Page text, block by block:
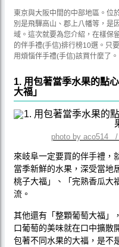
東京與大阪中間的中部地區。位
別是飛驒高山、郡上八幡等，是
域。這次就要為您介紹，在樣保
的伴手禮(手信)排行榜10選。只
用煩惱伴手禮(手信)該買什麼了。
1. 用包著當季水果的點
大福」
photo by aco514
來岐阜一定要買的伴手禮，
當季新鮮的水果，深受當地
桃子大福」、「完熟香瓜大
流。
其他還有「整顆葡萄大福」
口葡萄的美味就在口中擴散
包著不同水果的大福，是不